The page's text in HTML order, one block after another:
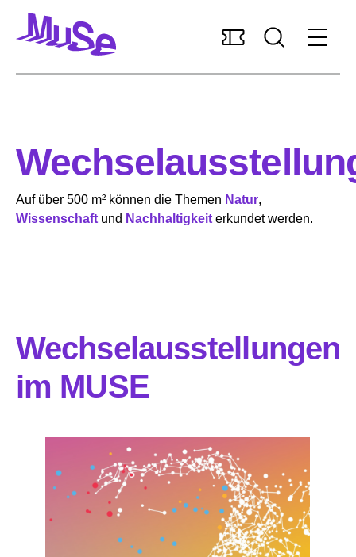
Forschung und Sammlungen
Teilnehmen
Auf über 500 m² können die Themen Natur,
Wissenschaft und Nachhaltigkeit erkundet werden.
Wechselausstellungen
im MUSE